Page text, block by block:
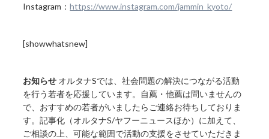
Instagram：https://www.instagram.com/jammin_kyoto/
[showwhatsnew]
お知らせ オルタナSでは、社会問題の解決につながる活動
を行う若者を応援しています。自薦・他薦は問いませんの
で、おすすめの若者がいましたらご連絡お待ちしておりま
す。記事化（オルタナS/ヤフーニュースほか）に加えて、
ご相談の上、可能な範囲で活動の支援をさせていただきま